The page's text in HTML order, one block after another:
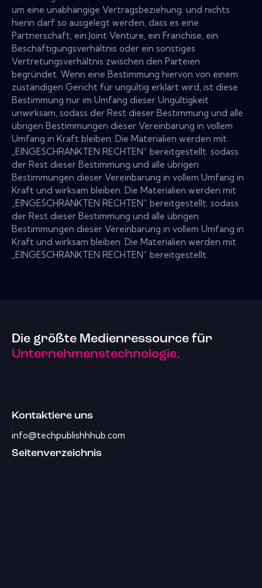
um eine unabhängige Vertragsbeziehung. und nichts
hierin darf so ausgelegt werden, dass es eine
Partnerschaft, ein Joint Venture, ein Franchise, ein
Beschäftigungsverhältnis oder ein sonstiges
Vertretungsverhältnis zwischen den Parteien
begründet. Wenn eine Bestimmung hiervon von einem
zuständigen Gericht für ungültig erklärt wird, ist diese
Bestimmung nur im Umfang dieser Ungültigkeit
unwirksam, sodass der Rest dieser Bestimmung und alle
übrigen Bestimmungen dieser Vereinbarung in vollem
Umfang in Kraft bleiben. Die Materialien werden mit
„EINGESCHRÄNKTEN RECHTEN“ bereitgestellt. sodass
der Rest dieser Bestimmung und alle übrigen
Bestimmungen dieser Vereinbarung in vollem Umfang in
Kraft und wirksam bleiben. Die Materialien werden mit
„EINGESCHRÄNKTEN RECHTEN“ bereitgestellt. sodass
der Rest dieser Bestimmung und alle übrigen
Bestimmungen dieser Vereinbarung in vollem Umfang in
Kraft und wirksam bleiben. Die Materialien werden mit
„EINGESCHRÄNKTEN RECHTEN“ bereitgestellt.
Die größte Medienressource für
Unternehmenstechnologie.
Kontaktiere uns
info@techpublishhhub.com
Seitenverzeichnis